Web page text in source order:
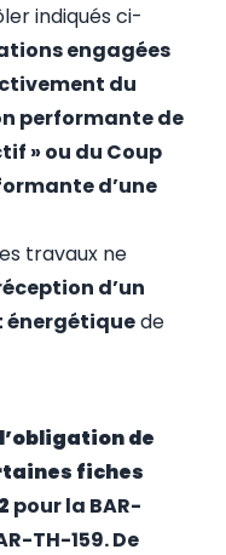
indiqués ci-
engagées
du
performante de
» ou du Coup
d’une
travaux ne
d’un
énergétiquede
de
fiches
pour la BAR-
TH-159. De